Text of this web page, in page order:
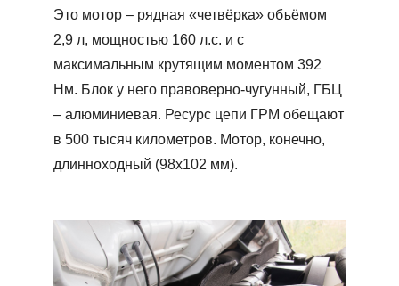
Это мотор – рядная «четвёрка» объёмом
2,9 л, мощностью 160 л.с. и с
максимальным крутящим моментом 392
Нм. Блок у него правоверно-чугунный, ГБЦ
– алюминиевая. Ресурс цепи ГРМ обещают
в 500 тысяч километров. Мотор, конечно,
длинноходный (98х102 мм).